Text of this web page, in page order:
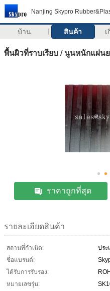
Nanjing Skypro
บ้าน สินค้า
พื้นผิวที่ราบเรียบ / นูนหนักแผ่น
ราคาถูกที่สุด
รายละเอียดสินค้า
สถานที่กำเนิด:
ประ
ชื่อแบรนด์:
ได้รับการรับรอง:
หมายเลขรุ่น: